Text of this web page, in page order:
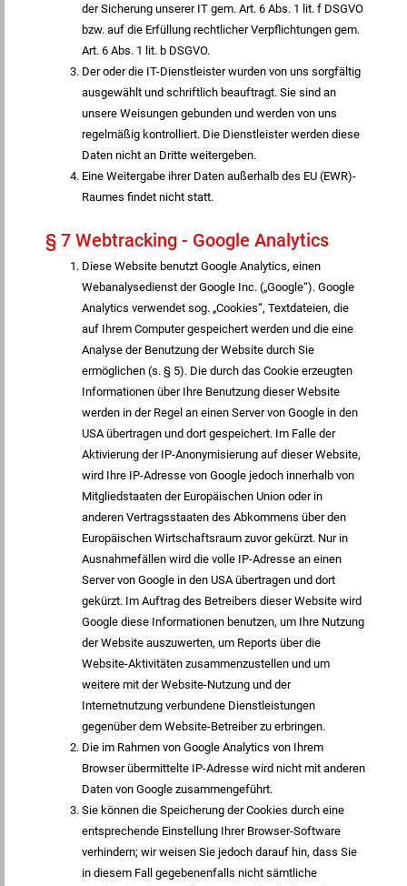
der Sicherung unserer IT gem. Art. 6 Abs. 1 lit. f DSGVO
bzw. auf die Erfüllung rechtlicher Verpflichtungen gem.
Art. 6 Abs. 1 lit. b DSGVO.
Der oder die IT-Dienstleister wurden von uns sorgfältig
ausgewählt und schriftlich beauftragt. Sie sind an
unsere Weisungen gebunden und werden von uns
regelmäßig kontrolliert. Die Dienstleister werden diese
Daten nicht an Dritte weitergeben.
Eine Weitergabe ihrer Daten außerhalb des EU (EWR)-
Raumes findet nicht statt.
§ 7 Webtracking - Google Analytics
Diese Website benutzt Google Analytics, einen
Webanalysedienst der Google Inc. („Google“). Google
Analytics verwendet sog. „Cookies“, Textdateien, die
auf Ihrem Computer gespeichert werden und die eine
Analyse der Benutzung der Website durch Sie
ermöglichen (s. § 5). Die durch das Cookie erzeugten
Informationen über Ihre Benutzung dieser Website
werden in der Regel an einen Server von Google in den
USA übertragen und dort gespeichert. Im Falle der
Aktivierung der IP-Anonymisierung auf dieser Website,
wird Ihre IP-Adresse von Google jedoch innerhalb von
Mitgliedstaaten der Europäischen Union oder in
anderen Vertragsstaaten des Abkommens über den
Europäischen Wirtschaftsraum zuvor gekürzt. Nur in
Ausnahmefällen wird die volle IP-Adresse an einen
Server von Google in den USA übertragen und dort
gekürzt. Im Auftrag des Betreibers dieser Website wird
Google diese Informationen benutzen, um Ihre Nutzung
der Website auszuwerten, um Reports über die
Website-Aktivitäten zusammenzustellen und um
weitere mit der Website-Nutzung und der
Internetnutzung verbundene Dienstleistungen
gegenüber dem Website-Betreiber zu erbringen.
Die im Rahmen von Google Analytics von Ihrem
Browser übermittelte IP-Adresse wird nicht mit anderen
Daten von Google zusammengeführt.
Sie können die Speicherung der Cookies durch eine
entsprechende Einstellung Ihrer Browser-Software
verhindern; wir weisen Sie jedoch darauf hin, dass Sie
in diesem Fall gegebenenfalls nicht sämtliche